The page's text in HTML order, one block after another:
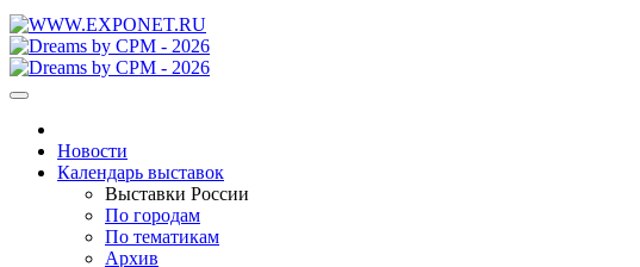
Новости
Календарь выставок
Выставки России
По городам
По тематикам
Архив